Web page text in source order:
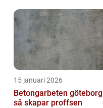
15 januari 2026
Betongarbeten göteborg
så skapar proffsen